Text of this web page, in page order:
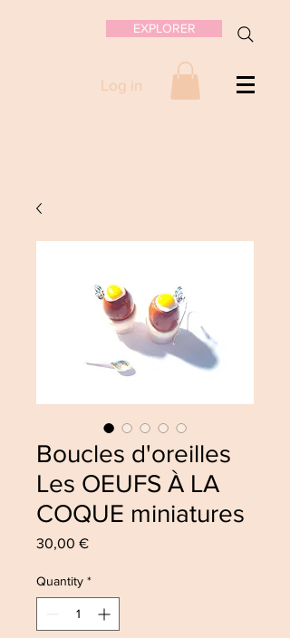
EXPLORER
Log in
Boucles d'oreilles
Les OEUFS À LA
COQUE miniatures
30,00 €Price
Quantity *